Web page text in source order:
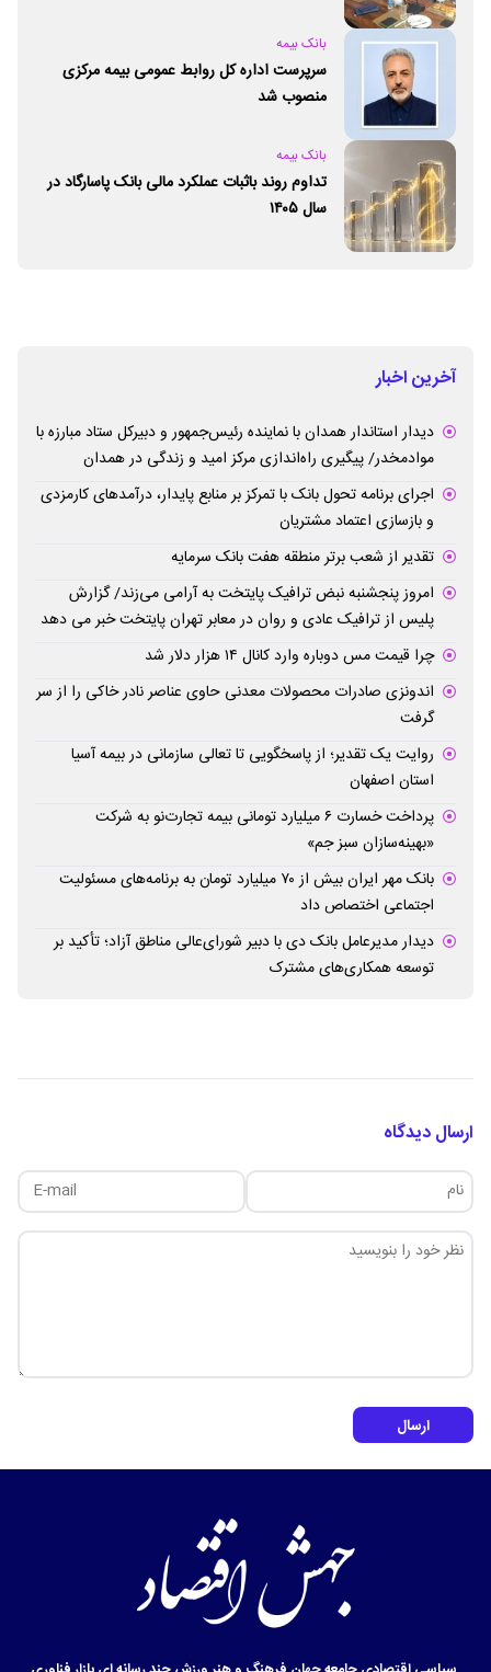
بانک بیمه
سرپرست اداره کل روابط عمومی بیمه مرکزی
منصوب شد
بانک بیمه
تداوم روند باثبات عملکرد مالی بانک پاسارگاد در
سال ۱۴۰۵
آخرین اخبار
دیدار استاندار همدان با نماینده رئیس‌جمهور و دبیرکل ستاد مبارزه با
موادمخدر/ پیگیری راه‌اندازی مرکز امید و زندگی در همدان
اجرای برنامه تحول بانک با تمرکز بر منابع پایدار، درآمدهای کارمزدی
و بازسازی اعتماد مشتریان
تقدیر از شعب برتر منطقه هفت بانک سرمایه
امروز پنجشنبه نبض ترافیک پایتخت به آرامی می‌زند/ گزارش
پلیس از ترافیک عادی و روان در معابر تهران پایتخت خبر می دهد
چرا قیمت مس دوباره وارد کانال ۱۴ هزار دلار شد
اندونزی صادرات محصولات معدنی حاوی عناصر نادر خاکی را از سر
گرفت
روایت یک تقدیر؛ از پاسخگویی تا تعالی سازمانی در بیمه آسیا
استان اصفهان
پرداخت خسارت ۶ میلیارد تومانی بیمه تجارت‌نو به شرکت
«بهینه‌سازان سبز جم»
بانک مهر ایران بیش از ۷۰ میلیارد تومان به برنامه‌های مسئولیت
اجتماعی اختصاص داد
دیدار مدیرعامل بانک دی با دبیر شورای‌عالی مناطق آزاد؛ تأکید بر
توسعه همکاری‌های مشترک
ارسال دیدگاه
ارسال